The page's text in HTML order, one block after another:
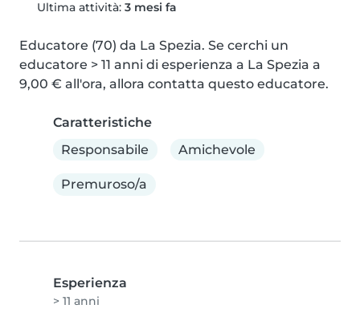
Ultima attività: 3 mesi fa
Educatore (70) da La Spezia. Se cerchi un
educatore > 11 anni di esperienza a La Spezia a
9,00 € all'ora, allora contatta questo educatore.
Caratteristiche
Responsabile
Amichevole
Premuroso/a
Esperienza
> 11 anni